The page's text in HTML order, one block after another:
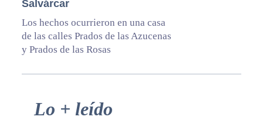
Salvárcar
Los hechos ocurrieron en una casa
de las calles Prados de las Azucenas
y Prados de las Rosas
Primary
Lo + leído